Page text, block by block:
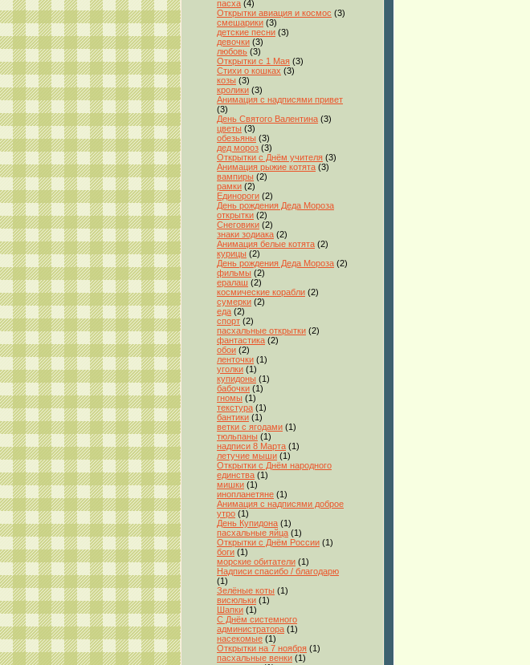
пасха (4)
Открытки авиация и космос (3)
смешарики (3)
детские песни (3)
девочки (3)
любовь (3)
Открытки с 1 Мая (3)
Стихи о кошках (3)
козы (3)
кролики (3)
Анимация с надписями привет
(3)
День Святого Валентина (3)
цветы (3)
обезьяны (3)
дед мороз (3)
Открытки с Днём учителя (3)
Анимация рыжие котята (3)
вампиры (2)
рамки (2)
Единороги (2)
День рождения Деда Мороза
открытки (2)
Снеговики (2)
знаки зодиака (2)
Анимация белые котята (2)
курицы (2)
День рождения Деда Мороза (2)
фильмы (2)
ералаш (2)
космические корабли (2)
сумерки (2)
еда (2)
спорт (2)
пасхальные открытки (2)
фантастика (2)
обои (2)
ленточки (1)
уголки (1)
купидоны (1)
бабочки (1)
гномы (1)
текстура (1)
бантики (1)
ветки с ягодами (1)
тюльпаны (1)
надписи 8 Марта (1)
летучие мыши (1)
Открытки с Днём народного
единства (1)
мишки (1)
инопланетяне (1)
Анимация с надписями доброе
утро (1)
День Купидона (1)
пасхальные яйца (1)
Открытки с Днём России (1)
боги (1)
морские обитатели (1)
Надписи спасибо / благодарю
(1)
Зелёные коты (1)
висюльки (1)
Шапки (1)
С Днём системного
администратора (1)
насекомые (1)
Открытки на 7 ноября (1)
пасхальные венки (1)